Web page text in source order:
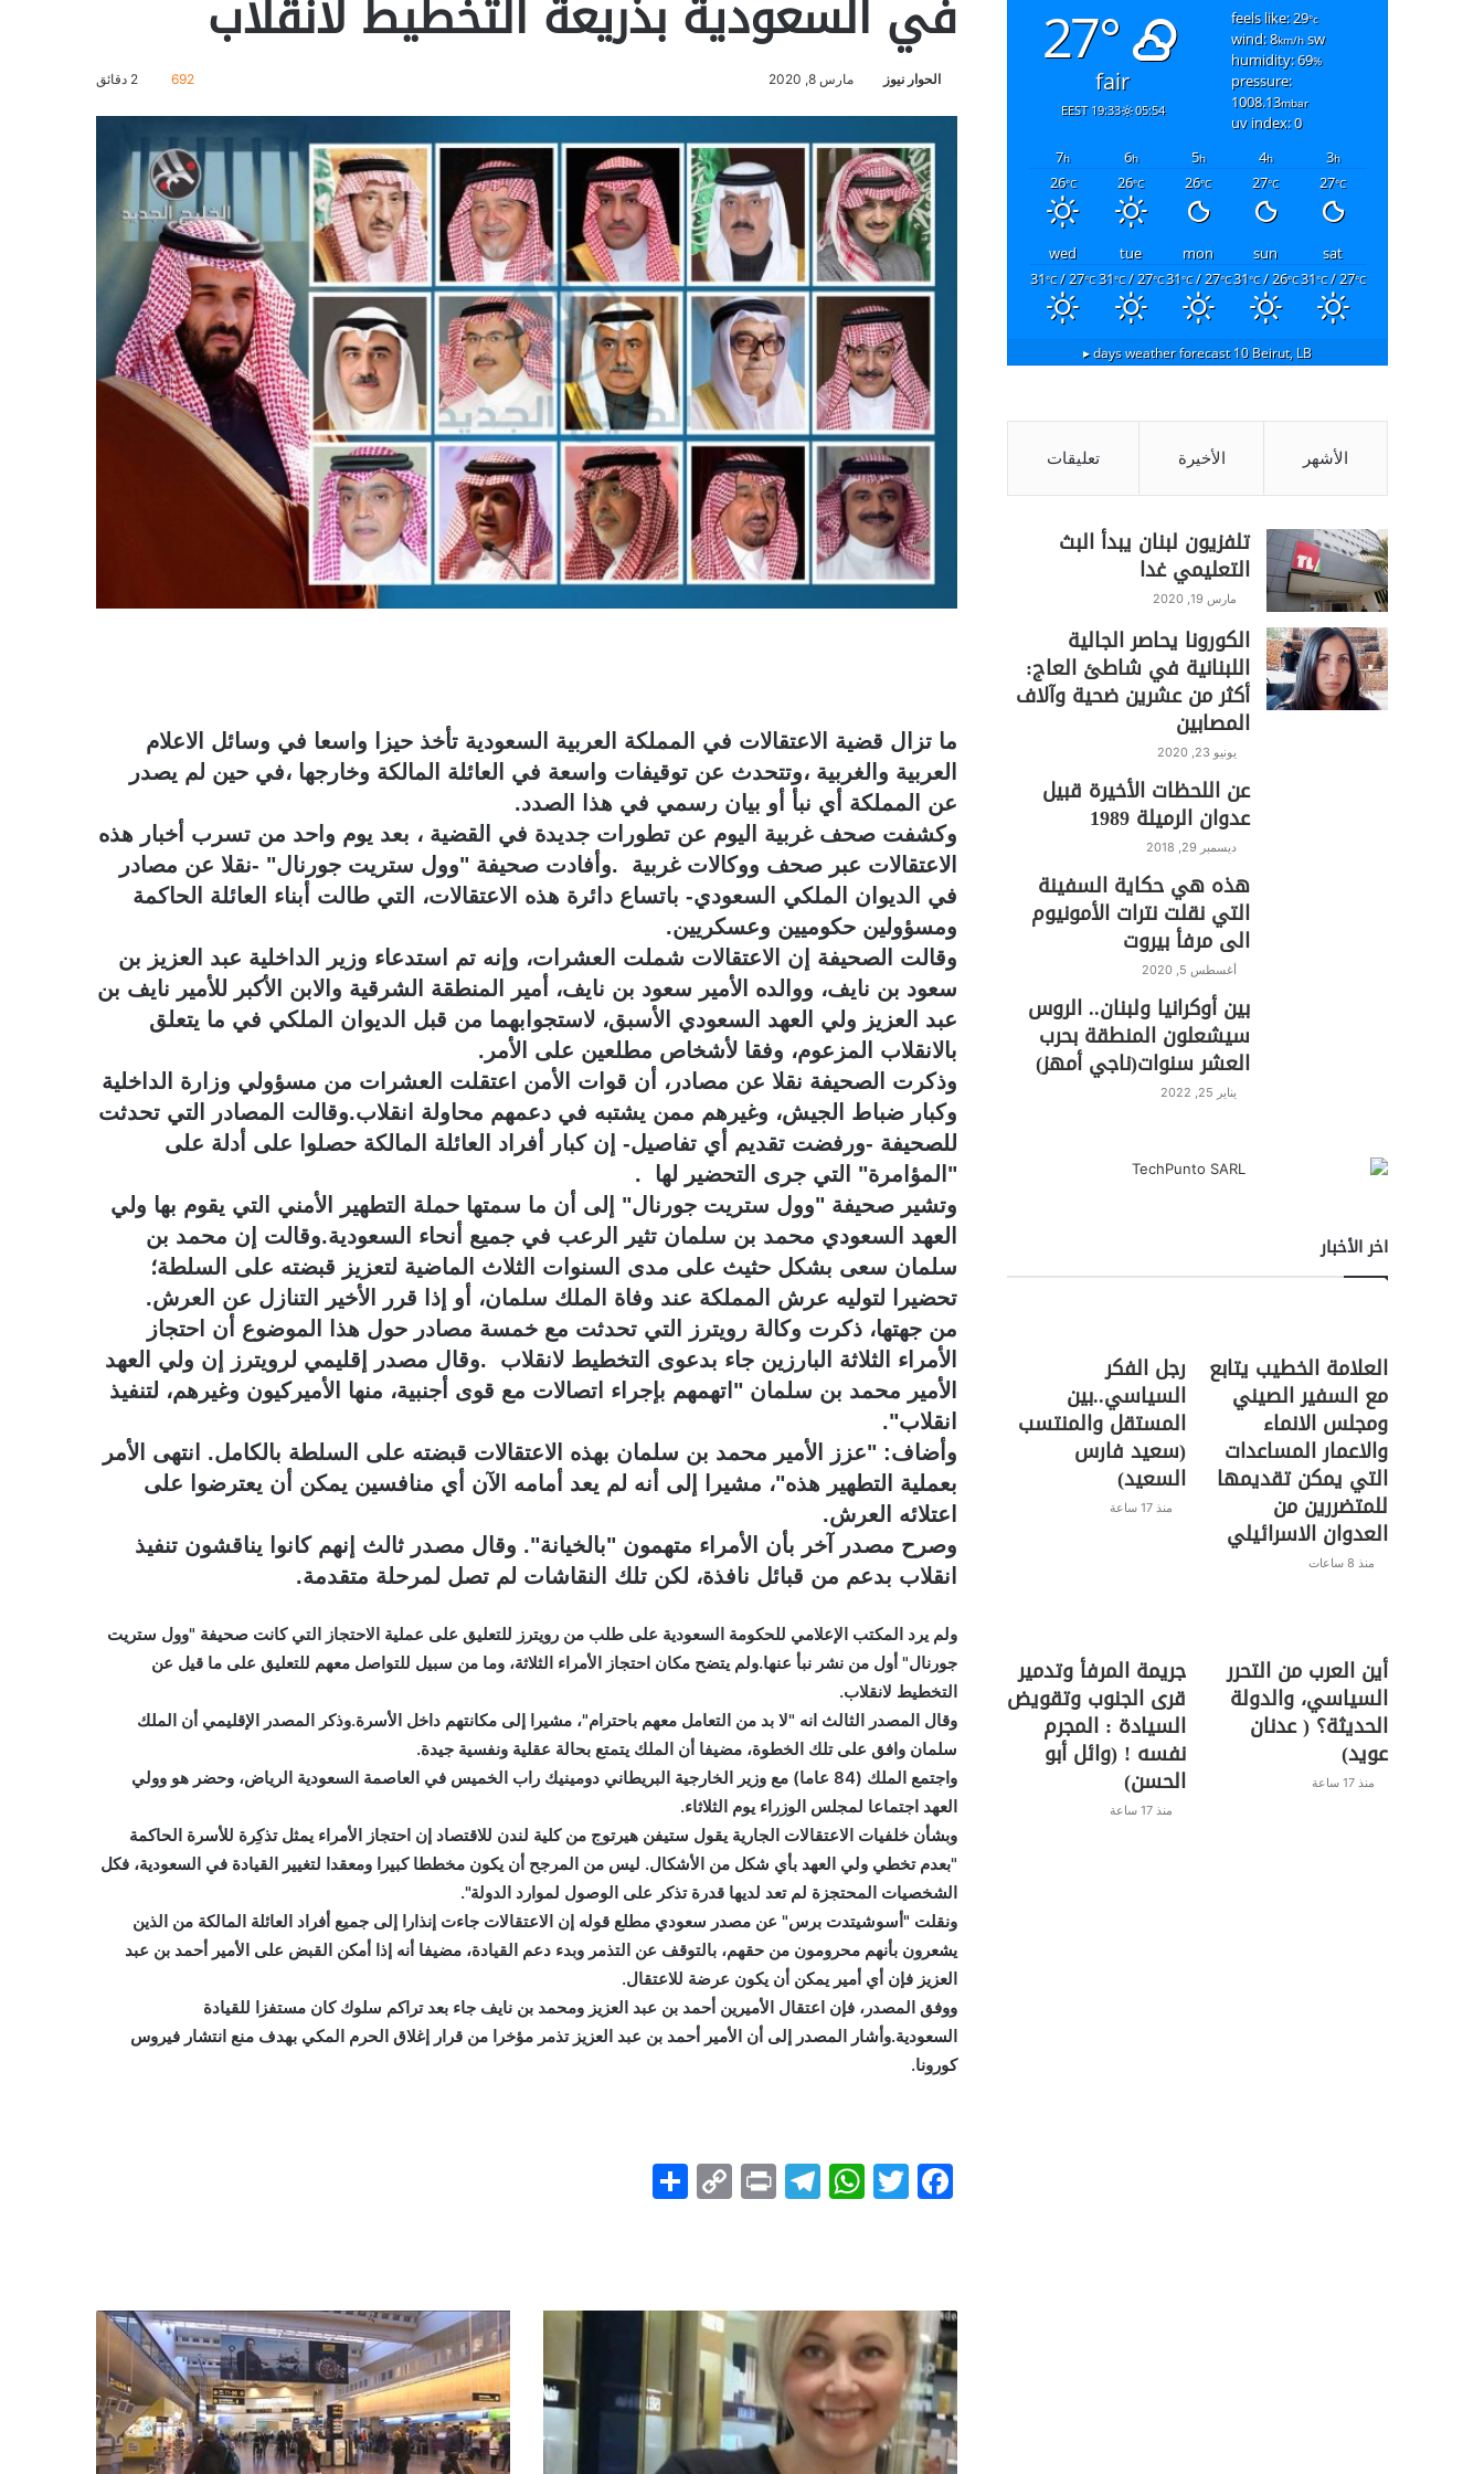
في السعودية بذريعة التخطيط لانقلاب
الحوار نيوز مارس 8, 2020 692
ما تزال قضية الاعتقالات في المملكة العربية السعودية تأخذ حيزا واسعا في وسائل الاعلام
العربية والغربية ،وتتحدث عن توقيفات واسعة في العائلة المالكة وخارجها ،في حين لم يصدر
عن المملكة أي نبأ أو بيان رسمي في هذا الصدد.
وكشفت صحف غربية اليوم عن تطورات جديدة في القضية ، بعد يوم واحد من تسرب أخبار هذه
الاعتقالات عبر صحف ووكالات غربية .وأفادت صحيفة "وول ستريت جورنال" -نقلا عن مصادر
في الديوان الملكي السعودي- باتساع دائرة هذه الاعتقالات، التي طالت أبناء العائلة الحاكمة
ومسؤولين حكوميين وعسكريين.
وقالت الصحيفة إن الاعتقالات شملت العشرات، وإنه تم استدعاء وزير الداخلية عبد العزيز بن
سعود بن نايف، ووالده الأمير سعود بن نايف، أمير المنطقة الشرقية والابن الأكبر للأمير نايف بن
عبد العزيز ولي العهد السعودي الأسبق، لاستجوابهما من قبل الديوان الملكي في ما يتعلق
بالانقلاب المزعوم، وفقا لأشخاص مطلعين على الأمر.
وذكرت الصحيفة نقلا عن مصادر، أن قوات الأمن اعتقلت العشرات من مسؤولي وزارة الداخلية
وكبار ضباط الجيش، وغيرهم ممن يشتبه في دعمهم محاولة انقلاب.وقالت المصادر التي تحدثت
للصحيفة -ورفضت تقديم أي تفاصيل- إن كبار أفراد العائلة المالكة حصلوا على أدلة على
"المؤامرة" التي جرى التحضير لها .
وتشير صحيفة "وول ستريت جورنال" إلى أن ما سمتها حملة التطهير الأمني التي يقوم بها ولي
العهد السعودي محمد بن سلمان تثير الرعب في جميع أنحاء السعودية.وقالت إن محمد بن
سلمان سعى بشكل حثيث على مدى السنوات الثلاث الماضية لتعزيز قبضته على السلطة؛
تحضيرا لتوليه عرش المملكة عند وفاة الملك سلمان، أو إذا قرر الأخير التنازل عن العرش.
من جهتها، ذكرت وكالة رويترز التي تحدثت مع خمسة مصادر حول هذا الموضوع أن احتجاز
الأمراء الثلاثة البارزين جاء بدعوى التخطيط لانقلاب .وقال مصدر إقليمي لرويترز إن ولي العهد
الأمير محمد بن سلمان "اتهمهم بإجراء اتصالات مع قوى أجنبية، منها الأميركيون وغيرهم، لتنفيذ
انقلاب".
وأضاف: "عزز الأمير محمد بن سلمان بهذه الاعتقالات قبضته على السلطة بالكامل. انتهى الأمر
بعملية التطهير هذه"، مشيرا إلى أنه لم يعد أمامه الآن أي منافسين يمكن أن يعترضوا على
اعتلائه العرش.
وصرح مصدر آخر بأن الأمراء متهمون "بالخيانة". وقال مصدر ثالث إنهم كانوا يناقشون تنفيذ
انقلاب بدعم من قبائل نافذة، لكن تلك النقاشات لم تصل لمرحلة متقدمة.
ولم يرد المكتب الإعلامي للحكومة السعودية على طلب من رويترز للتعليق على عملية الاحتجاز التي كانت صحيفة "وول ستريت
جورنال" أول من نشر نبأ عنها.ولم يتضح مكان احتجاز الأمراء الثلاثة، وما من سبيل للتواصل معهم للتعليق على ما قيل عن
التخطيط لانقلاب.
وقال المصدر الثالث انه "لا بد من التعامل معهم باحترام"، مشيرا إلى مكانتهم داخل الأسرة.وذكر المصدر الإقليمي أن الملك
سلمان وافق على تلك الخطوة، مضيفا أن الملك يتمتع بحالة عقلية ونفسية جيدة.
واجتمع الملك (84 عاما) مع وزير الخارجية البريطاني دومينيك راب الخميس في العاصمة السعودية الرياض، وحضر هو وولي
العهد اجتماعا لمجلس الوزراء يوم الثلاثاء.
وبشأن خلفيات الاعتقالات الجارية يقول ستيفن هيرتوج من كلية لندن للاقتصاد إن احتجاز الأمراء يمثل تذكِرة للأسرة الحاكمة
"بعدم تخطي ولي العهد بأي شكل من الأشكال. ليس من المرجح أن يكون مخططا كبيرا ومعقدا لتغيير القيادة في السعودية، فكل
الشخصيات المحتجزة لم تعد لديها قدرة تذكر على الوصول لموارد الدولة".
ونقلت "أسوشيتدت برس" عن مصدر سعودي مطلع قوله إن الاعتقالات جاءت إنذارا إلى جميع أفراد العائلة المالكة من الذين
يشعرون بأنهم محرومون من حقهم، بالتوقف عن التذمر وبدء دعم القيادة، مضيفا أنه إذا أمكن القبض على الأمير أحمد بن عبد
العزيز فإن أي أمير يمكن أن يكون عرضة للاعتقال.
ووفق المصدر، فإن اعتقال الأميرين أحمد بن عبد العزيز ومحمد بن نايف جاء بعد تراكم سلوك كان مستفزا للقيادة
السعودية.وأشار المصدر إلى أن الأمير أحمد بن عبد العزيز تذمر مؤخرا من قرار إغلاق الحرم المكي بهدف منع انتشار فيروس
كورونا.
F
b
o
o
k
T
W
A
p
p
T
a
m
Pr
C
Li
27°
fair
05:54
19:33 EEST
feels like: 29°c
wind: 8km/hsw
humidity: 69%
pressure:
1008.13mbar
uv index: 0
3h
4h
5h
6h
7h
27°C
27°C
26°C
26°C
26°C
sat
sun
mon
tue
wed
31°C/ 27°C
31°C/ 26°C
31°C/ 27°C
31°C/ 27°C
31°C/ 27°C
Beirut, LB
10 days weather forecast ▸
الأشهر الأخيرة تعليقات
تلفزيون لبنان يبدأ البث
التعليمي غدا
مارس 19, 2020
الكورونا يحاصر الجالية
اللبنانية في شاطئ العاج:
أكثر من عشرين ضحية وآلاف
المصابين
يونيو 23, 2020
عن اللحظات الأخيرة قبيل
عدوان الرميلة 1989
ديسمبر 29, 2018
هذه هي حكاية السفينة
التي نقلت نترات الأمونيوم
الى مرفأ بيروت
أغسطس 5, 2020
بين أوكرانيا ولبنان.. الروس
سيشعلون المنطقة بحرب
العشر سنوات(ناجي أمهز)
يناير 25, 2022
اخر الأخبار
العلامة الخطيب يتابع
مع السفير الصيني
ومجلس الانماء
والاعمار المساعدات
التي يمكن تقديمها
للمتضررين من
العدوان الاسرائيلي
منذ 8 ساعات
رجل الفكر
السياسي..بين
المستقل والمنتسب
(سعيد فارس
السعيد)
منذ 17 ساعة
أين العرب من التحرر
السياسي، والدولة
الحديثة؟ ( عدنان
عويد)
منذ 17 ساعة
جريمة المرفأ وتدمير
قرى الجنوب وتقويض
السيادة : المجرم
نفسه ! (وائل أبو
الحسن)
منذ 17 ساعة